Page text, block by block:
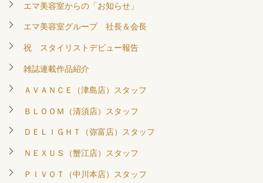
エマ美容室からの「お知らせ」
エマ美容室グループ 社長＆会長
祝 スタイリストデビュー報告
雑誌連載作品紹介
ＡＶＡＮＣＥ（津島店）スタッフ
ＢＬＯＯＭ（清須店）スタッフ
ＤＥＬＩＧＨＴ（弥富店）スタッフ
ＮＥＸＵＳ（蟹江店）スタッフ
ＰＩＶＯＴ（中川本店）スタッフ